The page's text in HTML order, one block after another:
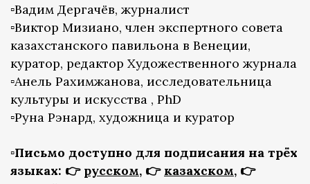
▫️Вадим Дергачёв, журналист
▫️Виктор Мизиано, член экспертного совета
казахстанского павильона в Венеции,
куратор, редактор Художественного журнала
▫️Анель Рахимжанова, исследовательница
культуры и искусства , PhD
▫️Руна Рэнард, художница и куратор
▫️Письмо доступно для подписания на трёх
языках: 👉 русском, 👉 казахском, 👉